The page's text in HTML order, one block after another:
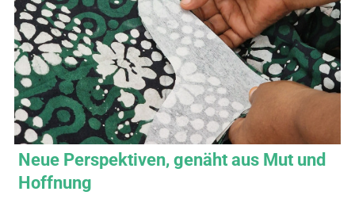
Neue Perspektiven, genäht aus Mut und
Hoffnung